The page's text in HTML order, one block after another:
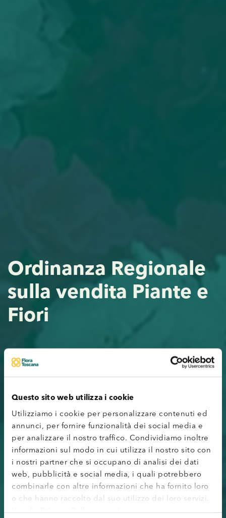
Questo sito web utilizza i cookie
Utilizziamo i cookie per personalizzare contenuti ed
annunci, per fornire funzionalità dei social media e
per analizzare il nostro traffico. Condividiamo inoltre
informazioni sul modo in cui utilizza il nostro sito con
i nostri partner che si occupano di analisi dei dati
web, pubblicità e social media, i quali potrebbero
combinarle con altre informazioni che ha fornito loro
o che hanno raccolto dal suo utilizzo dei loro servizi.
Vai allaPrivacy Policycompleta.
Ordinanza Regionale
sulla vendita Piante e
Fiori